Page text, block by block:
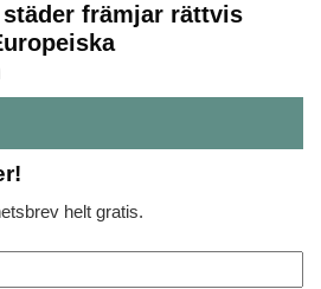
främjar rättvis
helt gratis.